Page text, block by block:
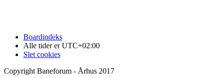
Boardindeks
Alle tider erUTC+02:00
Slet cookies
Copyright Baneforum - Århus 2017